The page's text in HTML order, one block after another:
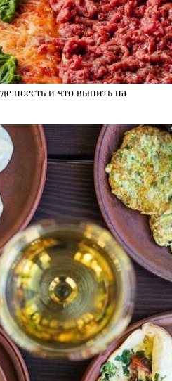
поесть и что выпить на